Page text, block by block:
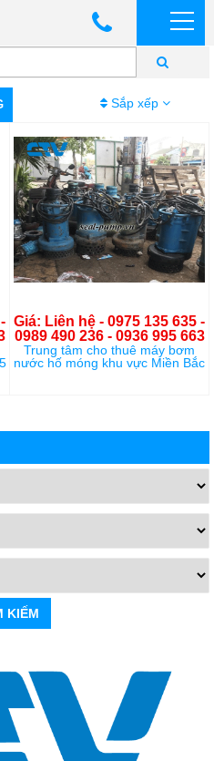
Sắp xếp
Giá: Liên hệ - 0975 135 635 -
0989 490 236 - 0936 995 663
Trung tâm cho thuê máy bơm
nước hố móng khu vực Miền Bắc
KIẾM